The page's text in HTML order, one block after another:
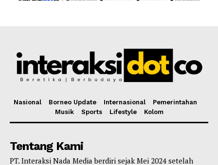
Nasional Borneo Update Internasional
Pemerintahan
Musik
Sports Lifestyle Kolom
Tentang Kami
PT. Interaksi Nada Media berdiri sejak Mei 2024 setelah